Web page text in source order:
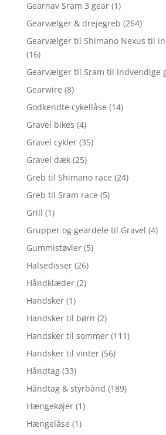
Gearnav Sram 3 gear (1)
Gearvælger & drejegreb (264)
Gearvælger til Shimano Nexus til
(16)
Gearvælger til Sram til indvendige
Gearwire (8)
Godkendte cykellåse (14)
Gravel bikes (4)
Gravel cykler (35)
Gravel dæk (25)
Greb til Shimano race (24)
Greb til Sram race (5)
Grill (1)
Grupper og geardele til Gravel (4)
Gummistøvler (5)
Halsedisser (26)
Håndklæder (2)
Handsker (1)
Handsker til børn (2)
Handsker til sommer (111)
Handsker til vinter (56)
Håndtag (33)
Håndtag & styrbånd (189)
Hængekøjer (1)
Hængelåse (1)